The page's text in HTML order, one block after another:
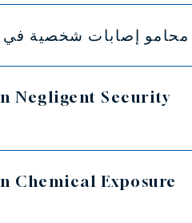
محامو إصابات شخصية
Negligent Security
Chemical Exposure